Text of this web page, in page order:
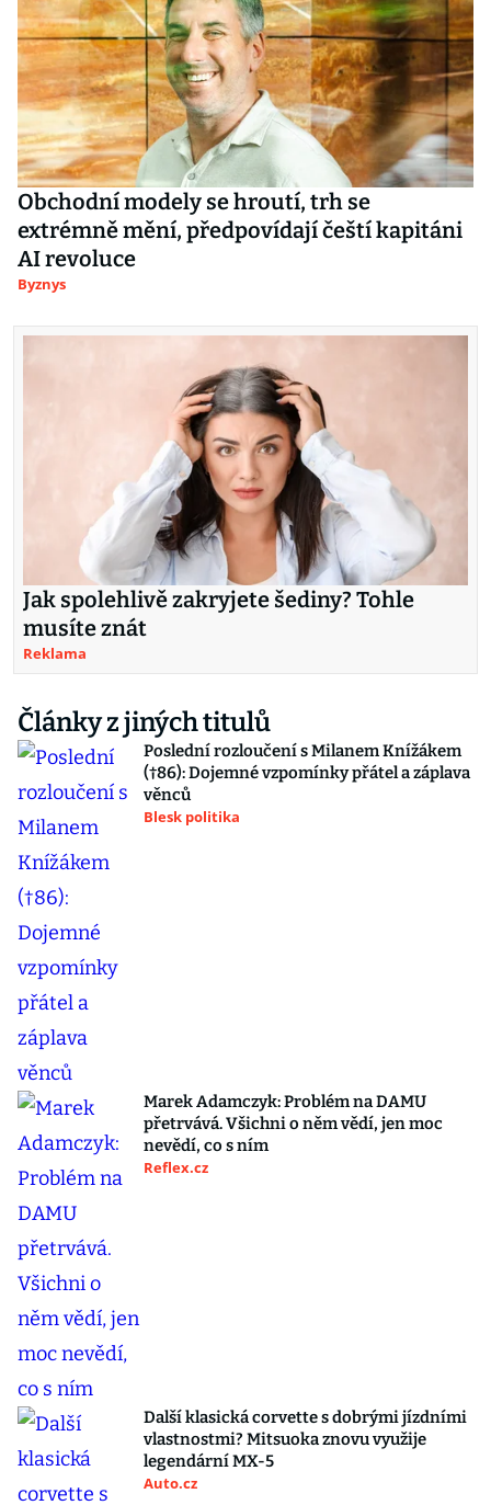
Obchodní modely se hroutí, trh se
extrémně mění, předpovídají čeští kapitáni
AI revoluce
Byznys
Jak spolehlivě zakryjete šediny? Tohle
musíte znát
Reklama
Články z jiných titulů
Poslední rozloučení s Milanem Knížákem
(†86): Dojemné vzpomínky přátel a záplava
věnců
Blesk politika
Marek Adamczyk: Problém na DAMU
přetrvává. Všichni o něm vědí, jen moc
nevědí, co s ním
Reflex.cz
Další klasická corvette s dobrými jízdními
vlastnostmi? Mitsuoka znovu využije
legendární MX-5
Auto.cz